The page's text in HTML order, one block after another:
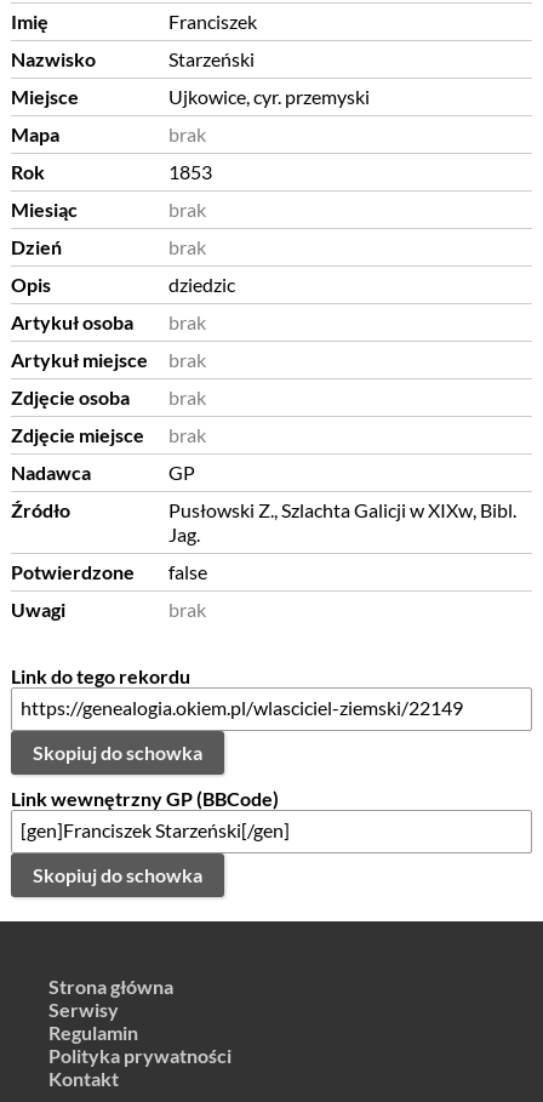
Imię
Franciszek
Nazwisko
Starzeński
Miejsce
Ujkowice, cyr. przemyski
Mapa
brak
Rok
1853
Miesiąc
brak
Dzień
brak
Opis
dziedzic
Artykuł osoba
brak
Artykuł miejsce
brak
Zdjęcie osoba
brak
Zdjęcie miejsce
brak
Nadawca
GP
Źródło
Pusłowski Z., Szlachta Galicji w XIXw, Bibl.
Jag.
Potwierdzone
false
Uwagi
brak
Link do tego rekordu
Skopiuj do schowka
Link wewnętrzny GP (BBCode)
Skopiuj do schowka
Strona główna
Serwisy
Regulamin
Polityka prywatności
Kontakt